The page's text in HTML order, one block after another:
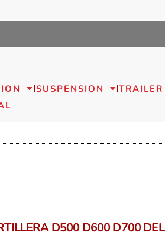
SUSPENSION TRAILER
D500 D600 D700 DEL